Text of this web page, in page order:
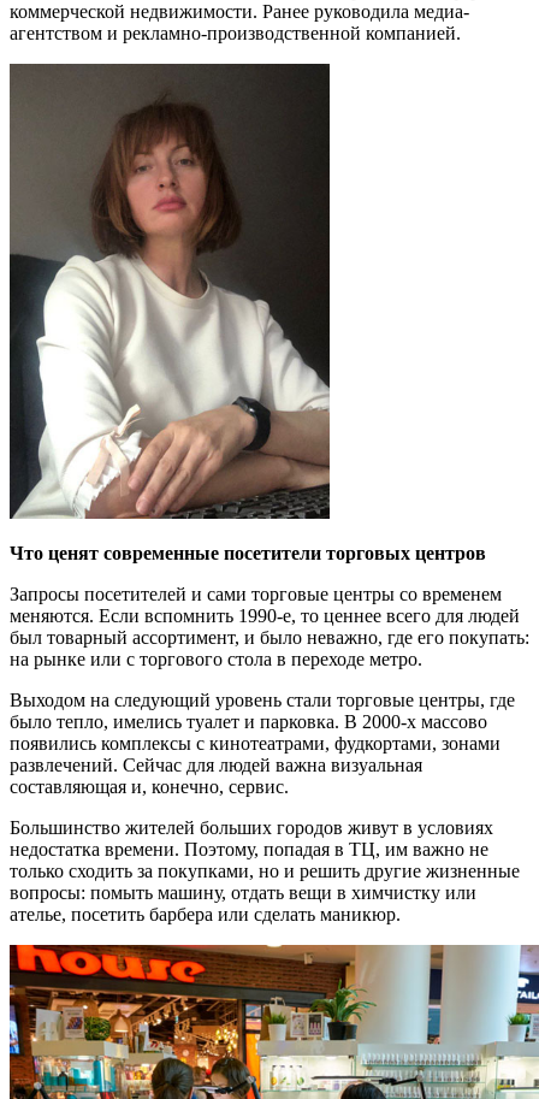
коммерческой недвижимости. Ранее руководила медиа-
агентством и рекламно-производственной компанией.
Что ценят современные посетители торговых центров
Запросы посетителей и сами торговые центры со временем
меняются. Если вспомнить 1990-е, то ценнее всего для людей
был товарный ассортимент, и было неважно, где его покупать:
на рынке или с торгового стола в переходе метро.
Выходом на следующий уровень стали торговые центры, где
было тепло, имелись туалет и парковка. В 2000-х массово
появились комплексы с кинотеатрами, фудкортами, зонами
развлечений. Сейчас для людей важна визуальная
составляющая и, конечно, сервис.
Большинство жителей больших городов живут в условиях
недостатка времени. Поэтому, попадая в ТЦ, им важно не
только сходить за покупками, но и решить другие жизненные
вопросы: помыть машину, отдать вещи в химчистку или
ателье, посетить барбера или сделать маникюр.